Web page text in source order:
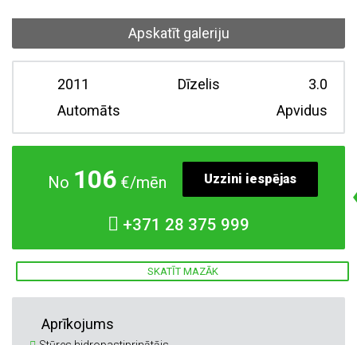
Apskatīt galeriju
2011 Dīzelis
3.0
Automāts
Apvidus
No 106€/mēn Uzzini iespējas
+371 28 375 999
SKATĪT MAZĀK
Aprīkojums